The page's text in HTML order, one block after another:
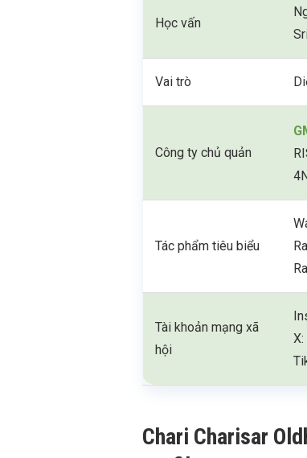
Học vấn
Vai trò
Công ty chủ quản
Tác phẩm tiêu biểu
Tài khoản mạng xã
hội
Chari Charisar